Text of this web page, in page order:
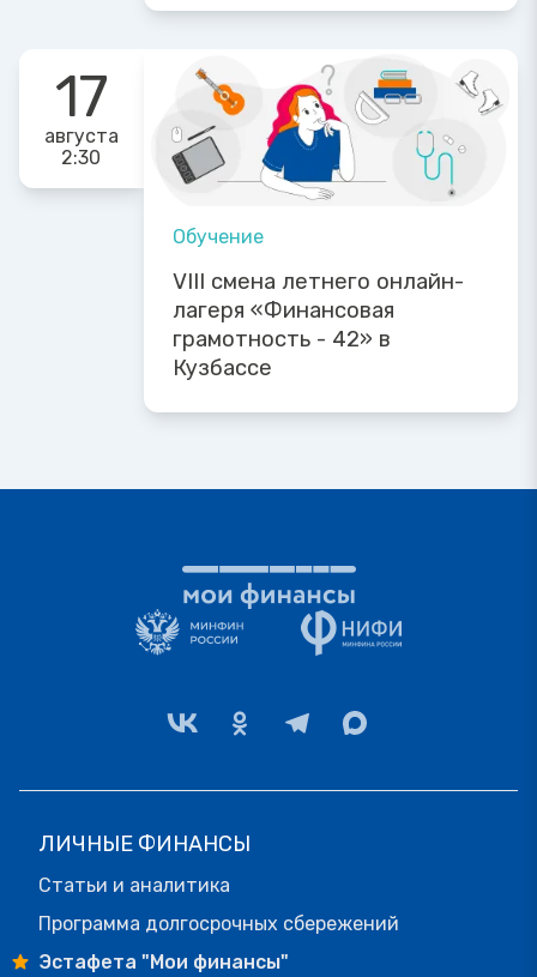
17
августа
2:30
Обучение
VIII смена летнего онлайн-
лагеря «Финансовая
грамотность - 42» в
Кузбассе
ЛИЧНЫЕ ФИНАНСЫ
Статьи и аналитика
Программа долгосрочных сбережений
Эстафета "Мои финансы"